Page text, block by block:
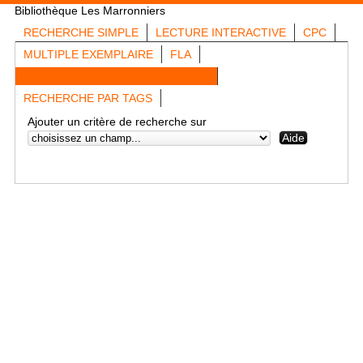
Bibliothèque Les Marronniers
RECHERCHE SIMPLE
LECTURE INTERACTIVE
CPC
MULTIPLE EXEMPLAIRE
FLA
RECHERCHE PAR TAGS
Ajouter un critère de recherche sur